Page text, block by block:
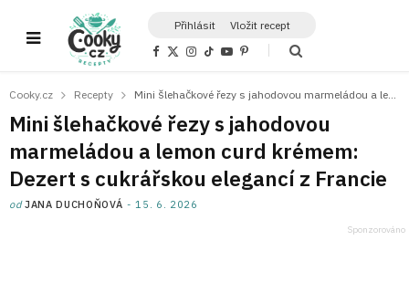
Přihlásit Vložit recept
F
b
o
k
X
i
t
e
r
)
I
a
r
a
m
T
o
Y
u
e
P
e
e
s
t
Cooky.cz Recepty
Mini šlehačkové řezy s jahodovou
marmeládou a lemon curd krémem:
Dezert s cukrářskou elegancí z Francie
odJANA DUCHOŇOVÁ 15. 6. 2026